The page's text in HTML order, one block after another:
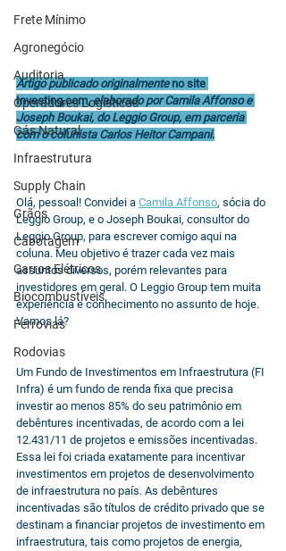
Frete Mínimo
Agronegócio
Auditoria
Operadores Logísticos
Gás Natural
Infraestrutura
Supply Chain
Grãos
Cabotagem
Carros Elétricos
Biocombustíveis
Ferrovias
Rodovias
Artigo publicado originalmente no site
Investing.com, elaborado por Camila Affonso e
Joseph Boukai, do Leggio Group, em parceria
com o colunista Carlos Heitor Campani.
Olá, pessoal! Convidei a Camila Affonso, sócia do
Leggio Group, e o Joseph Boukai, consultor do
Leggio Group, para escrever comigo aqui na
coluna. Meu objetivo é trazer cada vez mais
assuntos diversos, porém relevantes para
investidores em geral. O Leggio Group tem muita
experiência e conhecimento no assunto de hoje.
Vamos lá?
Um Fundo de Investimentos em Infraestrutura (FI
Infra) é um fundo de renda fixa que precisa
investir ao menos 85% do seu patrimônio em
debêntures incentivadas, de acordo com a lei
12.431/11 de projetos e emissões incentivadas.
Essa lei foi criada exatamente para incentivar
investimentos em projetos de desenvolvimento
de infraestrutura no país. As debêntures
incentivadas são títulos de crédito privado que se
destinam a financiar projetos de investimento em
infraestrutura, tais como projetos de energia,